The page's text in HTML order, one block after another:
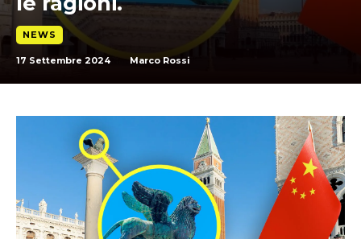
NEWS
17 Settembre 2024 Marco Rossi